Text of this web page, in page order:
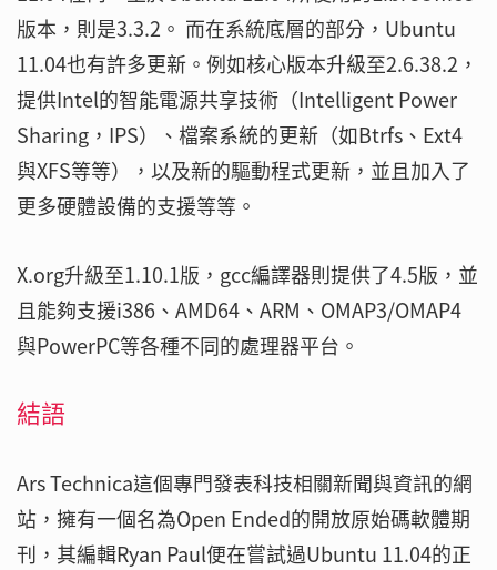
版本，則是3.3.2。 而在系統底層的部分，Ubuntu
11.04也有許多更新。例如核心版本升級至2.6.38.2，
提供Intel的智能電源共享技術（Intelligent Power
Sharing，IPS）、檔案系統的更新（如Btrfs、Ext4
與XFS等等），以及新的驅動程式更新，並且加入了
更多硬體設備的支援等等。
X.org升級至1.10.1版，gcc編譯器則提供了4.5版，並
且能夠支援i386、AMD64、ARM、OMAP3/OMAP4
與PowerPC等各種不同的處理器平台。
結語
Ars Technica這個專門發表科技相關新聞與資訊的網
站，擁有一個名為Open Ended的開放原始碼軟體期
刊，其編輯Ryan Paul便在嘗試過Ubuntu 11.04的正